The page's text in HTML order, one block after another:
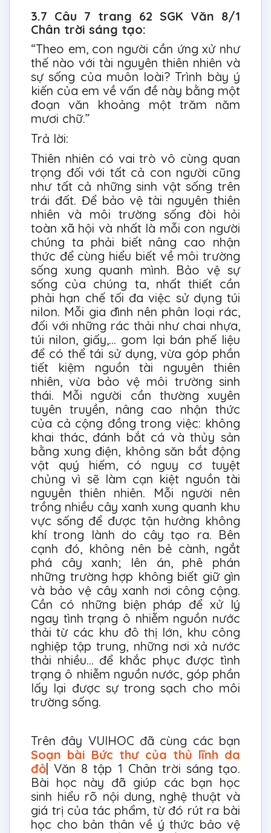
3.7 Câu 7 trang 62 SGK Văn 8/1
Chân trời sáng tạo:
“Theo em, con người cần ứng xử như
thế nào với tài nguyên thiên nhiên và
sự sống của muôn loài? Trình bày ý
kiến của em về vấn đề này bằng một
đoạn văn khoảng một trăm năm
mươi chữ.”
Trả lời:
Thiên nhiên có vai trò vô cùng quan
trọng đối với tất cả con người cũng
như tất cả những sinh vật sống trên
trái đất. Để bảo vệ tài nguyên thiên
nhiên và môi trường sống đòi hỏi
toàn xã hội và nhất là mỗi con người
chúng ta phải biết nâng cao nhận
thức để cùng hiểu biết về môi trường
sống xung quanh mình. Bảo vệ sự
sống của chúng ta, nhất thiết cần
phải hạn chế tối đa việc sử dụng túi
nilon. Mỗi gia đình nên phân loại rác,
đối với những rác thải như chai nhựa,
túi nilon, giấy,... gom lại bán phế liệu
để có thể tái sử dụng, vừa góp phần
tiết kiệm nguồn tài nguyên thiên
nhiên, vừa bảo vệ môi trường sinh
thái. Mỗi người cần thường xuyên
tuyên truyền, nâng cao nhận thức
của cả cộng đồng trong việc: không
khai thác, đánh bắt cá và thủy sản
bằng xung điện, không săn bắt động
vật quý hiếm, có nguy cơ tuyệt
chủng vì sẽ làm cạn kiệt nguồn tài
nguyên thiên nhiên. Mỗi người nên
trồng nhiều cây xanh xung quanh khu
vực sống để được tận hưởng không
khí trong lành do cây tạo ra. Bên
cạnh đó, không nên bẻ cành, ngắt
phá cây xanh; lên án, phê phán
những trường hợp không biết giữ gìn
và bảo vệ cây xanh nơi công cộng.
Cần có những biện pháp để xử lý
ngay tình trạng ô nhiễm nguồn nước
thải từ các khu đô thị lớn, khu công
nghiệp tập trung, những nơi xả nước
thải nhiều... để khắc phục được tình
trạng ô nhiễm nguồn nước, góp phần
lấy lại được sự trong sạch cho môi
trường sống.
Trên đây VUIHOC đã cùng các bạn
Soạn bài Bức thư của thủ lĩnh da
đỏ| Văn 8 tập 1 Chân trời sáng tạo.
Bài học này đã giúp các bạn học
sinh hiểu rõ nội dung, nghệ thuật và
giá trị của tác phẩm, từ đó rút ra bài
học cho bản thân về ý thức bảo vệ